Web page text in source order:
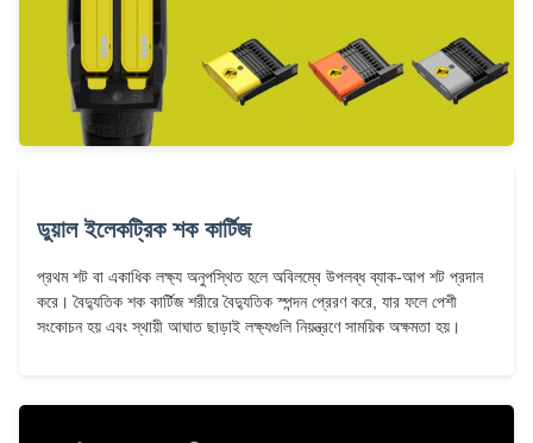
ডুয়াল ইলেকট্রিক শক কার্টিজ
প্রথম শট বা একাধিক লক্ষ্য অনুপস্থিত হলে অবিলম্বে উপলব্ধ ব্যাক-আপ শট প্রদান
করে। বৈদ্যুতিক শক কার্টিজ শরীরে বৈদ্যুতিক স্পন্দন প্রেরণ করে, যার ফলে পেশী
সংকোচন হয় এবং স্থায়ী আঘাত ছাড়াই লক্ষ্যগুলি নিয়ন্ত্রণে সাময়িক অক্ষমতা হয়।